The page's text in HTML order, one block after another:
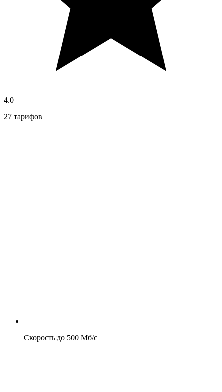
4.0
27 тарифов
Скорость:до 500 Мб/c